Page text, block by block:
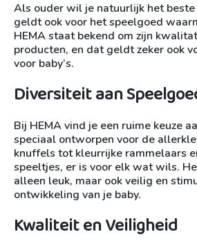
Als ouder wil je natuurlijk het beste
geldt ook voor het speelgoed
HEMA staat bekend om zijn
producten, en dat geldt zeker ook
voor baby’s.
Diversiteit aan
Bij HEMA vind je een ruime keuze
speciaal ontworpen voor de
knuffels tot kleurrijke rammelaars
speeltjes, er is voor elk wat wils.
alleen leuk, maar ook veilig en
ontwikkeling van je baby.
Kwaliteit en Veiligheid